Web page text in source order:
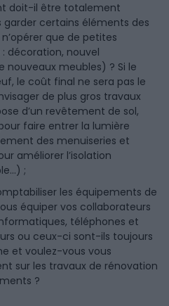
doit-il être totalement
certains éléments des
que de petites
décoration, nouvel
nouveaux meubles) ? Si le
le coût final ne sera pas le
de plus gros travaux
d’un revêtement de sol,
faire entrer la lumière
des menuiseries et
améliorer l’isolation
;
les équipements de
équiper vos collaborateurs
téléphones et
ou ceux-ci sont-ils toujours
et voulez-vous vous
sur les travaux de rénovation
?